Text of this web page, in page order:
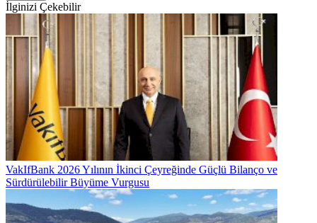
İlginizi Çekebilir
VakIfBank 2026 Yılının İkinci Çeyreğinde Güçlü Bilanço ve
Sürdürülebilir Büyüme Vurgusu